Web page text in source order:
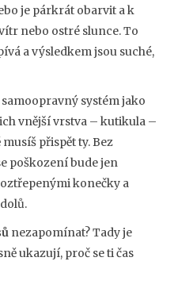
je párkrát obarvit a k
nebo ostré slunce. To
a výsledkem jsou suché,
systém jako
vnější vrstva – kutikula –
přispět ty. Bez
poškození bude jen
konečky a
nezapomínat? Tady je
ukazují, proč se ti čas